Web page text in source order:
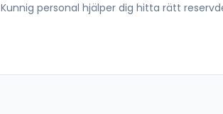
Kunnig personal hjälper dig hitta rätt